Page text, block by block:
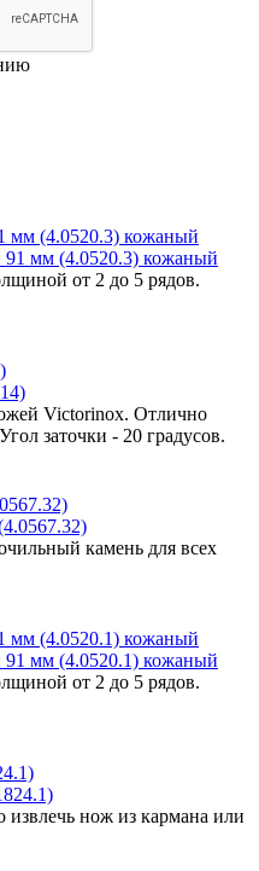
мм (4.0520.3) кожаный
от 2 до 5 рядов.
Victorinox. Отлично
заточки - 20 градусов.
камень для всех
мм (4.0520.1) кожаный
от 2 до 5 рядов.
извлечь нож из кармана или